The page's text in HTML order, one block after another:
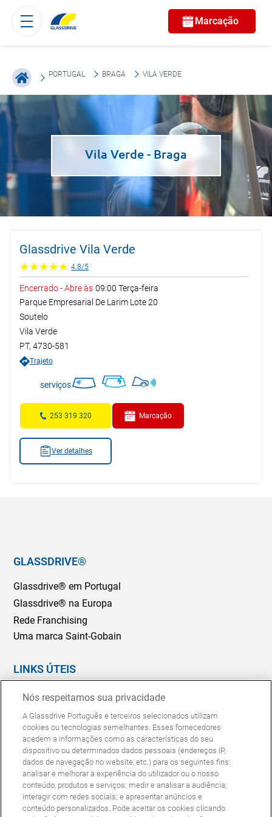
Marcação
PORTUGAL BRAGA VILA VERDE
Vila Verde - Braga
Glassdrive Vila Verde
4.8/5
Encerrado-Abre às 09:00 Terça-feira
Parque Empresarial De Larim Lote 20
Soutelo
Vila Verde
PT, 4730-581
Trajeto
serviços
253 319 320 Marcação
Ver detalhes
GLASSDRIVE®
Glassdrive® em Portugal
Glassdrive® na Europa
Rede Franchising
Uma marca Saint-Gobain
LINKS ÚTEIS
Marcação Online
Seguradoras e gestores de frotas
Reparação ou substituição?
Perguntas Frequentes
Política de CookiesPolítica de Privacidade
© Copyright Glassdrive. Todos os direitos reservados | 2025
Nós respeitamos sua privacidade
A Glassdrive Português e terceiros selecionados utilizam
cookies ou tecnologias semelhantes. Esses fornecedores
acedem a informações como as características do seu
dispositivo ou determinados dados pessoais (endereços IP,
dados de navegação no website, etc.) para os seguintes fins:
analisar e melhorar a experiência do utilizador ou o nosso
conteúdo, produtos e serviços; medir e analisar a audiência;
interagir com redes sociais; e apresentar anúncios e
conteúdo personalizados. Pode aceitar os cookies clicando